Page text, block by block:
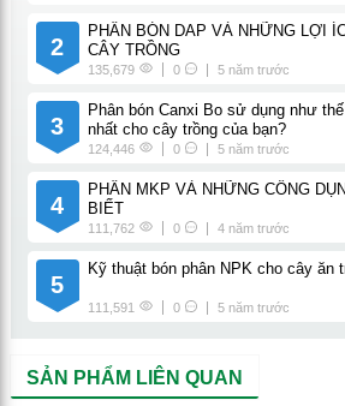
2
PHÂN BÓN DAP VÀ NHỮNG LỢI
CÂY TRỒNG
135,679 0 5 năm trước
3
Phân bón Canxi Bo sử dụng như
nhất cho cây trồng của bạn?
124,446 0 5 năm trước
4
PHÂN MKP VÀ NHỮNG CÔNG
BIẾT
111,762 0 4 năm trước
5
Kỹ thuật bón phân NPK cho cây ăn
111,591 0 5 năm trước
SẢN PHẨM LIÊN QUAN